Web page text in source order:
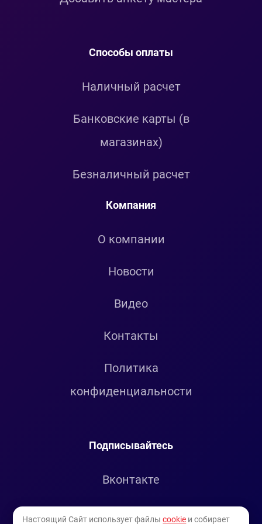
Способы оплаты
Наличный расчет
Банковские карты (в
магазинах)
Безналичный расчет
Компания
О компании
Новости
Видео
Контакты
Политика
конфиденциальности
Подписывайтесь
Вконтакте
Настоящий Сайт использует файлыcookie и собирает